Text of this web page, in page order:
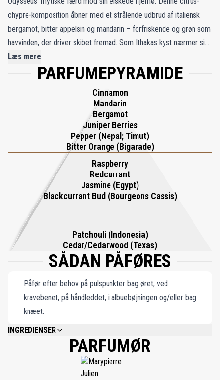
chypre-komposition åbner med et strålende udbrud af italiensk
bergamot, bitter appelsin og mandarin – forfriskende og grøn som
havvinden, der driver skibet fremad. Som Ithakas kyst nærmer sig,
pulserer hjertenoterne med kraftfulde krydderier og solmodne
bær: sort peber, lyserød peber og Timut-peber smelter sammen
mættet med løfter, der spejler forventningen om det længe
ventede gensyn. Egyptisk jasmin tilføjer et strejf af solbeskinnet
elegance, mens hindbær bringer en sødme, der dvæler som et
minde. Rejsen forankres i den varme, jordnære omfavnelse af
cedertræ og patchouli – trygt, sanseligt og dybt beroligende.
Parfumør Marypierre Julien har tilført Ithaque sin personlige
glæde, inspireret af duften af friske mandler og den ubekymrede
sommerlykke. Selve flakonen vækker minder om det antikke
Grækenland i en moderne fortolkning – blomstrende i et frodigt
landskab, hvor naturen hersker. Ithaque er mere end en destination
– det er en genforening med din inderste essens.
Læs mere
PARFUMEPYRAMIDE
Cinnamon
Mandarin
Bergamot
Juniper Berries
Pepper (Nepal; Timut)
Bitter Orange (Bigarade)
Raspberry
Redcurrant
Jasmine (Egypt)
Blackcurrant Bud (Bourgeons Cassis)
Patchouli (Indonesia)
Cedar/Cedarwood (Texas)
SÅDAN PÅFØRES
Påfør efter behov på pulspunkter bag øret, ved
kravebenet, på håndleddet, i albuebøjningen og/eller bag
knæet.
INGREDIENSER
ALCOHOL DENAT., PARFUM (FRAGRANCE), AQUA (WATER), ETHYLHEXYL
SALICYLATE, BUTYL METHOXYDIBENZOYLMETHANE, PENTAERYTHRITYL
TETRA-DI-T-BUTYL HYDROXYHYDROCINNAMATE, TRIS
(TETRAMETHYLHYDROXYPIPERIDINOL) CITRATE, LIMONENE, BENZYL
PARFUMØR